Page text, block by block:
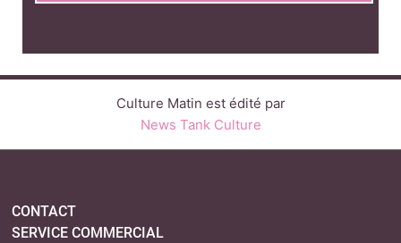
Culture Matin est édité par
News Tank Culture
CONTACT
SERVICE COMMERCIAL